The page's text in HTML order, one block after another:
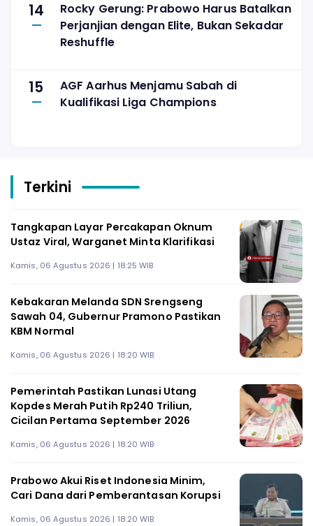
14
Rocky Gerung: Prabowo Harus Batalkan
Perjanjian dengan Elite, Bukan Sekadar
Reshuffle
15
AGF Aarhus Menjamu Sabah di
Kualifikasi Liga Champions
Terkini
Tangkapan Layar Percakapan Oknum
Ustaz Viral, Warganet Minta Klarifikasi
Kamis, 06 Agustus 2026 | 18:25 WIB
Kebakaran Melanda SDN Srengseng
Sawah 04, Gubernur Pramono Pastikan
KBM Normal
Kamis, 06 Agustus 2026 | 18:20 WIB
Pemerintah Pastikan Lunasi Utang
Kopdes Merah Putih Rp240 Triliun,
Cicilan Pertama September 2026
Kamis, 06 Agustus 2026 | 18:20 WIB
Prabowo Akui Riset Indonesia Minim,
Cari Dana dari Pemberantasan Korupsi
Kamis, 06 Agustus 2026 | 18:20 WIB